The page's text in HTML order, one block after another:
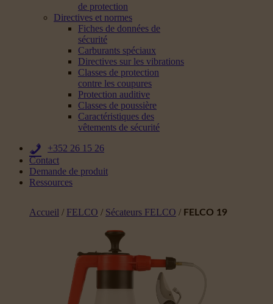
de protection
Directives et normes
Fiches de données de
sécurité
Carburants spéciaux
Directives sur les vibrations
Classes de protection
contre les coupures
Protection auditive
Classes de poussière
Caractéristiques des
vêtements de sécurité
+352 26 15 26
Contact
Demande de produit
Ressources
Accueil / FELCO / Sécateurs FELCO / FELCO 19